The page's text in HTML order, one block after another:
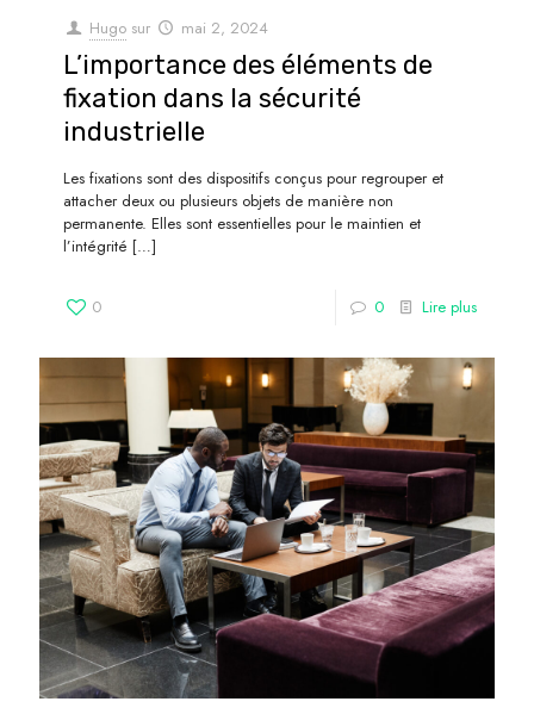
Hugo sur mai 2, 2024
L’importance des éléments de
fixation dans la sécurité
industrielle
Les fixations sont des dispositifs conçus pour regrouper et
attacher deux ou plusieurs objets de manière non
permanente. Elles sont essentielles pour le maintien et
l’intégrité […]
0 0 Lire plus